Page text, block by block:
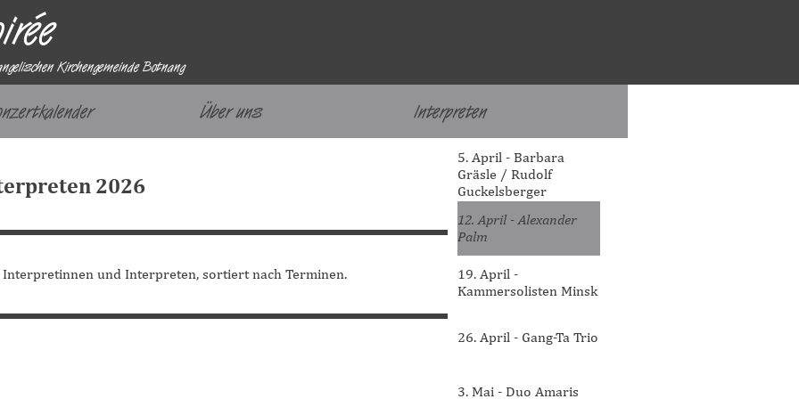
Menü überspringen
Über uns Interpreten
Kirchengemeinde Botnang
2026
und Interpreten, sortiert nach Terminen.
Menü überspringen
5. April - Barbara
Gräsle / Rudolf
Guckelsberger
12. April - Alexander
Palm
19. April -
Kammersolisten Minsk
26. April - Gang-Ta Trio
3. Mai - Duo Amaris